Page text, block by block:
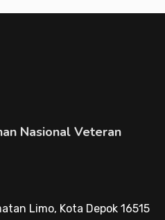
Nasional Veteran
Limo, Kota Depok 16515